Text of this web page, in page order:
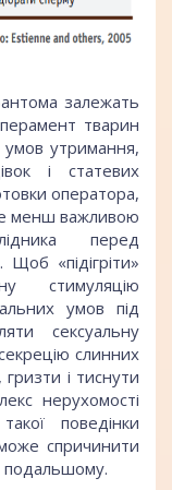
залежать
тварин
умов утримання,
і статевих
оператора,
менш важливою
перед
«підігріти»
стимуляцію
умов під
сексуальну
слинних
і тиснути
нерухомості
поведінки
спричинити
подальшому.